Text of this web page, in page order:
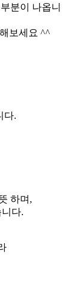
분이 나옵니
보세요 ^^
다.
하며,
다.